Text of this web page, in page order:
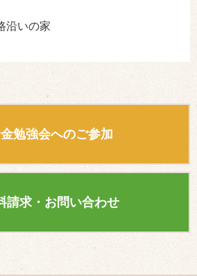
沿いの家
勉強会へのご参加
請求・お問い合わせ